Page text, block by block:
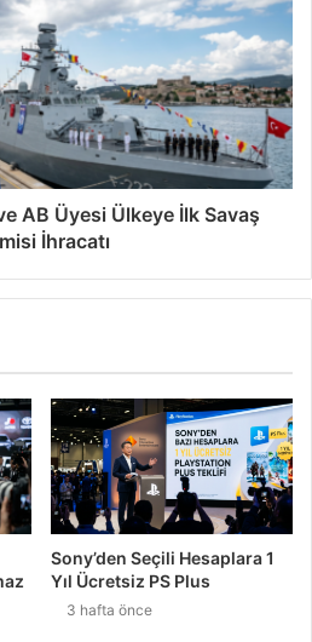
AB Üyesi Ülkeye İlk Savaş
İhracatı
Sony’den Seçili Hesaplara 1
Yıl Ücretsiz PS Plus
3 hafta önce